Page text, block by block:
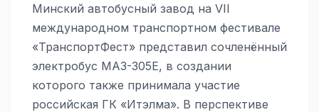
Минский автобусный завод на VII
международном транспортном фестивале
«ТранспортФест» представил сочленённый
электробус МАЗ-305Е, в создании
которого также принимала участие
российская ГК «Итэлма». В перспективе